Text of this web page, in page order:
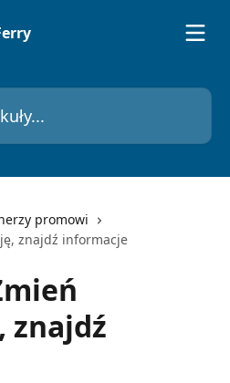
promowi
znajdź informacje
znajdź